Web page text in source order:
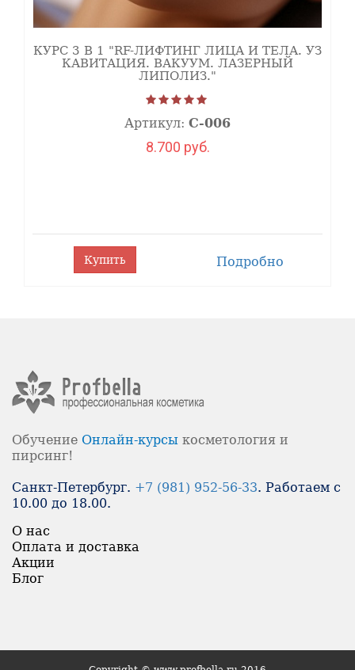
КУРС 3 В 1 "RF-ЛИФТИНГ ЛИЦА И ТЕЛА. УЗ
КАВИТАЦИЯ. ВАКУУМ. ЛАЗЕРНЫЙ
ЛИПОЛИЗ."
Артикул: С-006
8.700 руб.
Купить Подробно
Обучение Онлайн-курсы косметология и
пирсинг!
Санкт-Петербург. +7 (981) 952-56-33. Работаем с
10.00 до 18.00.
О нас
Оплата и доставка
Акции
Блог